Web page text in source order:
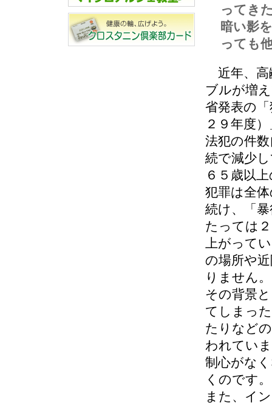
ってき
暗い影
っても
近年、高
ブルが増
省発表の
２９年度
法犯の件
続で減少
６５歳以
犯罪は全
続け、「
たっては
上がって
の場所や
りません。
その背景
てしまっ
たりなど
われてい
制心がな
くのです。
また、イ